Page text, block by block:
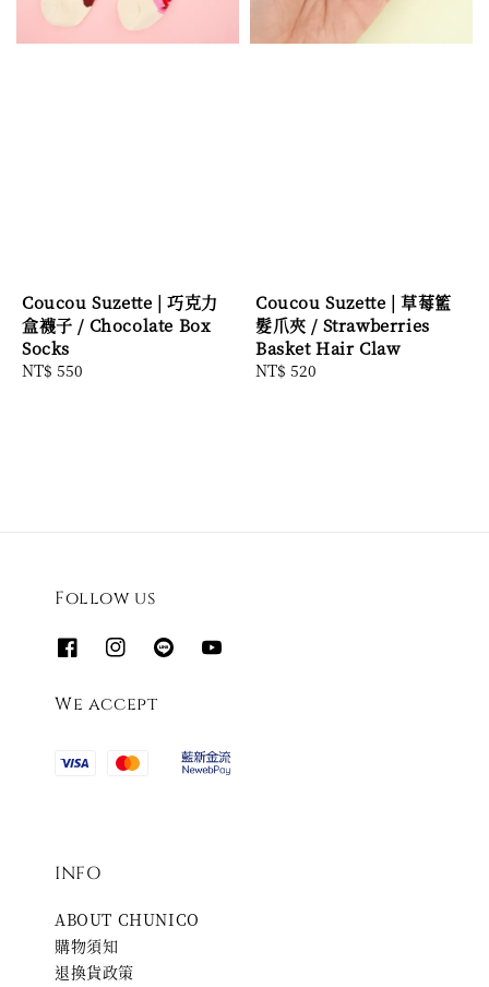
Coucou Suzette | 巧克力
盒襪子 / Chocolate Box
Socks
Regular
NT$ 550
Coucou Suzette | 草莓籃
髮爪夾 / Strawberries
Basket Hair Claw
Regular
NT$ 520
Follow us
We accept
INFO
ABOUT CHUNICO
購物須知
退換貨政策